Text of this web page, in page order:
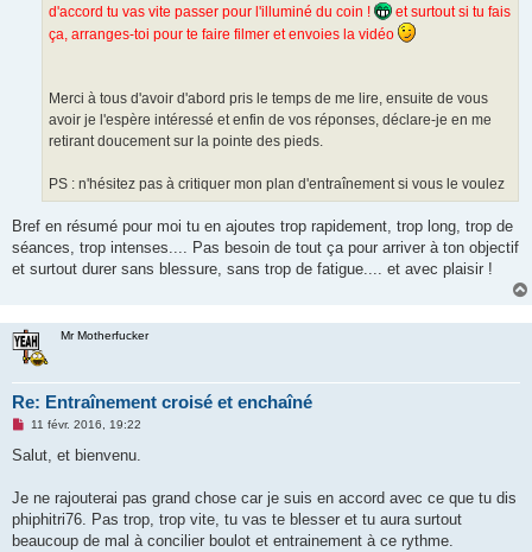
d'accord tu vas vite passer pour l'illuminé du coin !
et surtout si tu fais
ça, arranges-toi pour te faire filmer et envoies la vidéo
Merci à tous d'avoir d'abord pris le temps de me lire, ensuite de vous
avoir je l'espère intéressé et enfin de vos réponses, déclare-je en me
retirant doucement sur la pointe des pieds.
PS : n'hésitez pas à critiquer mon plan d'entraînement si vous le voulez
Bref en résumé pour moi tu en ajoutes trop rapidement, trop long, trop de
séances, trop intenses.... Pas besoin de tout ça pour arriver à ton objectif
et surtout durer sans blessure, sans trop de fatigue.... et avec plaisir !
Mr Motherfucker
Re: Entraînement croisé et enchaîné
M
s
g
n
o
11 févr. 2016, 19:22
Salut, et bienvenu.
Je ne rajouterai pas grand chose car je suis en accord avec ce que tu dis
phiphitri76. Pas trop, trop vite, tu vas te blesser et tu aura surtout
beaucoup de mal à concilier boulot et entrainement à ce rythme.